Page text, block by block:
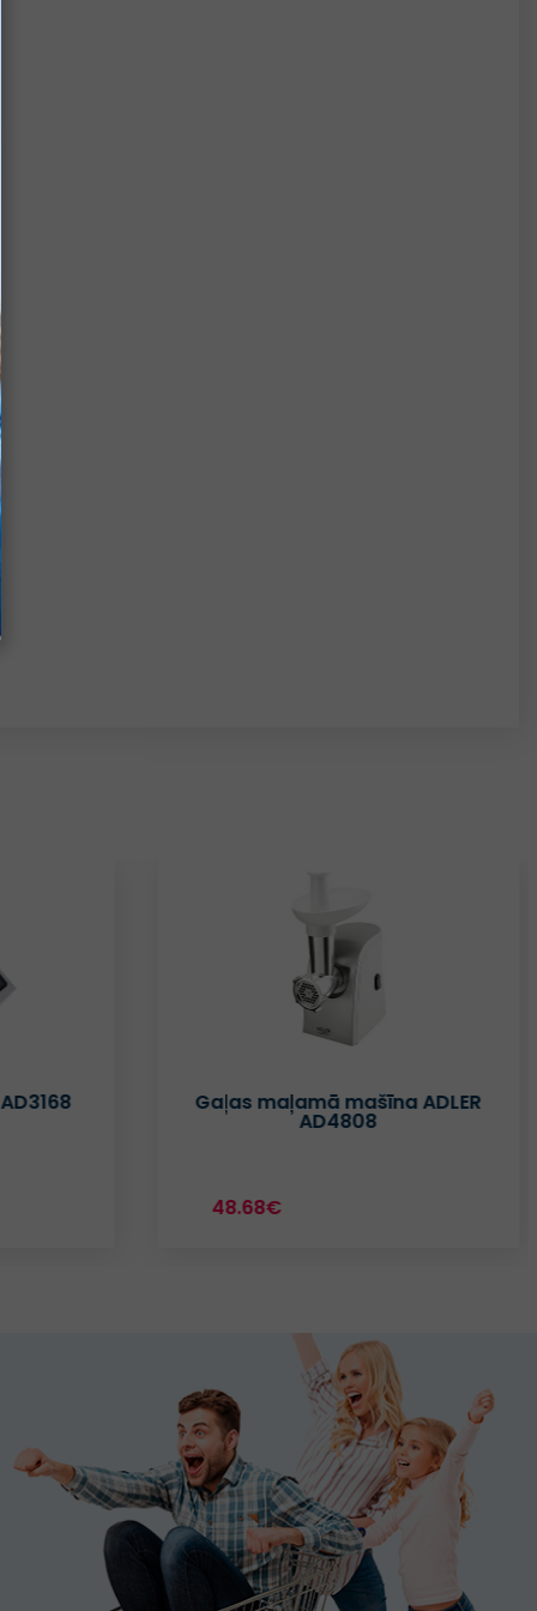
Gaļas maļamā mašīna ADLER
AD4808
48.68€